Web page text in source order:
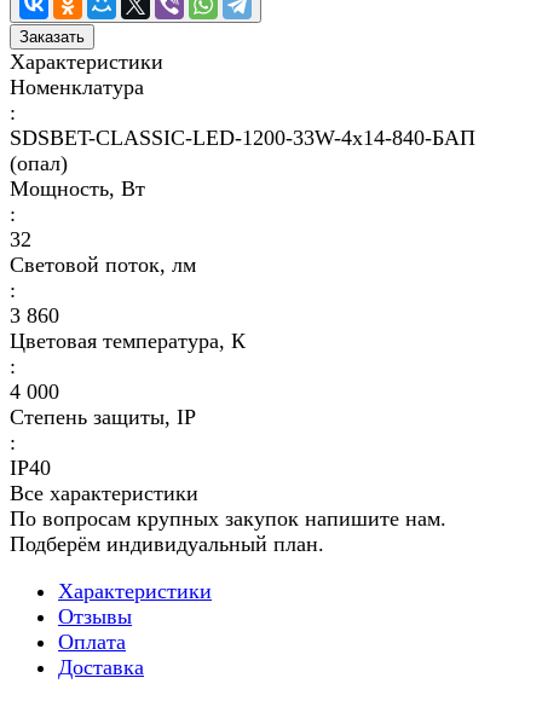
Заказать
Характеристики
Номенклатура
:
SDSBET-CLASSIC-LED-1200-33W-4x14-840-БАП
(опал)
Мощность, Вт
:
32
Световой поток, лм
:
3 860
Цветовая температура, К
:
4 000
Степень защиты, IP
:
IP40
Все характеристики
По вопросам крупных закупок напишите нам.
Подберём индивидуальный план.
Характеристики
Отзывы
Оплата
Доставка